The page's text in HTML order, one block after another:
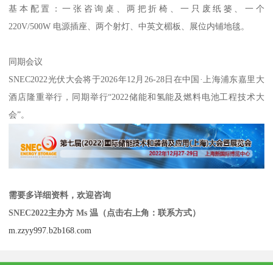
基本配置：一张咨询桌、两把折椅、一只废纸篓、一个
220V/500W 电源插座、两个射灯、中英文楣板、展位内铺地毯。
同期会议
SNEC2022光伏大会将于2026年12月26-28日在中国·上海浦东嘉里大
酒店隆重举行，同期举行“2022储能和氢能及燃料电池工程技术大
会”。
需要多详细资料，欢迎咨询
SNEC2022主办方 Ms 温（点击右上角：联系方式）
m.zzyy997.b2b168.com